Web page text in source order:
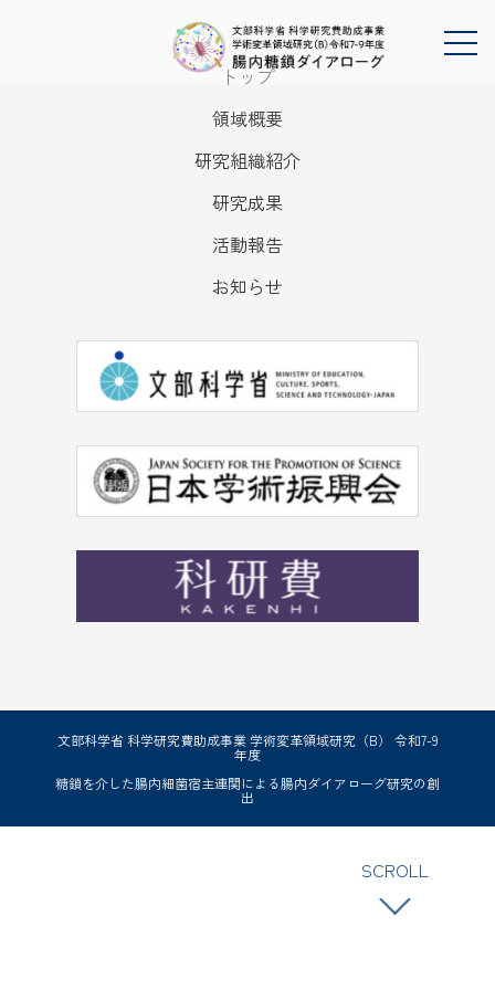
トップ
領域概要
研究組織紹介
研究成果
活動報告
お知らせ
文部科学省 科学研究費助成事業 学術変革領域研究（B） 令和7-9
年度
糖鎖を介した腸内細菌宿主連関による腸内ダイアローグ研究の創
出
SCROLL